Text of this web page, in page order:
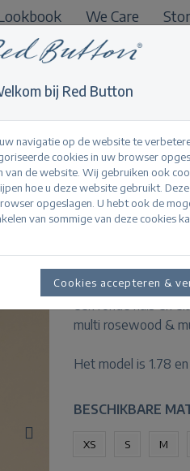
We Care
B2B
Danelle
De Danelle Leopard
heeft korte
een ronde hals en
multi rosewood &
Het model is 1.78
BESCHIKBARE
XS S M
bij Red Button
navigatie op de website te
cookies in uw browser
van de website. Wij gebruiken ook
hoe u deze website gebruikt.
opgeslagen. U hebt ook de
van sommige van deze cookies
Cookies accepteren &